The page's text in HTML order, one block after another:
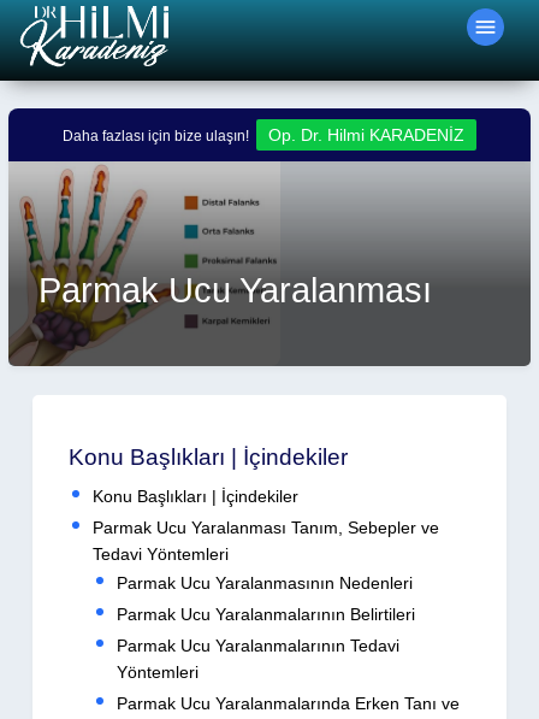
menu
Daha fazlası için bize ulaşın! Op. Dr. Hilmi KARADENİZ
Durum:Aktif
Parmak Ucu Yaralanması
Konu Başlıkları | İçindekiler
Konu Başlıkları | İçindekiler
Parmak Ucu Yaralanması Tanım, Sebepler ve
Tedavi Yöntemleri
Parmak Ucu Yaralanmasının Nedenleri
Parmak Ucu Yaralanmalarının Belirtileri
Parmak Ucu Yaralanmalarının Tedavi
Yöntemleri
Parmak Ucu Yaralanmalarında Erken Tanı ve